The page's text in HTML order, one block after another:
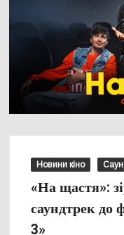
Новини кіно
«На щастя»:
саундтрек до
3»